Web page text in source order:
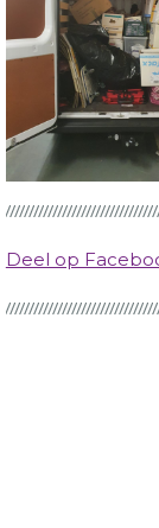
Deel op